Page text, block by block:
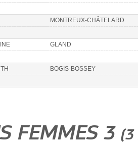
MONTREUX-CHÂTELARD
GLAND
BOGIS-BOSSEY
FEMMES 3 (3